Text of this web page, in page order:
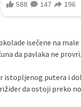
isečene na
da pavlaka ne provri.
istopljenog putera i
da ostoji preko